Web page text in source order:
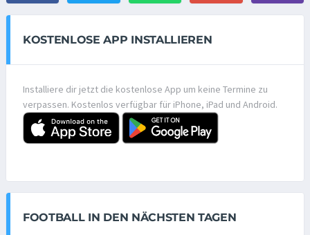
KOSTENLOSE APP INSTALLIEREN
Installiere dir jetzt die kostenlose App um keine Termine zu
verpassen. Kostenlos verfügbar für iPhone, iPad und Android.
FOOTBALL IN DEN NÄCHSTEN TAGEN